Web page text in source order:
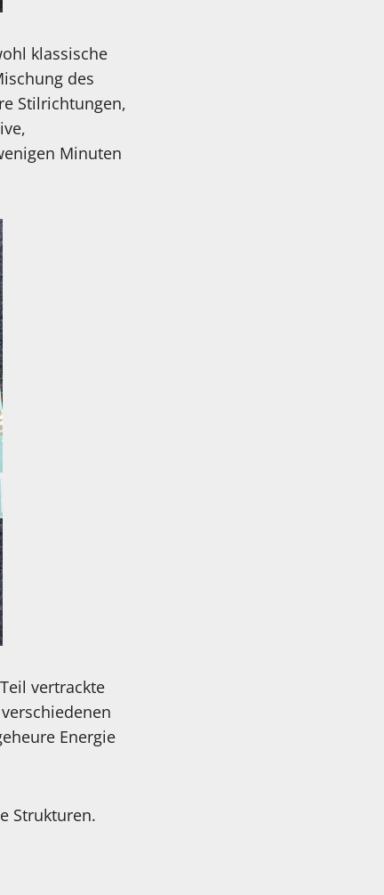
klassische
des
Stilrichtungen,
Minuten
vertrackte
Energie
Strukturen.